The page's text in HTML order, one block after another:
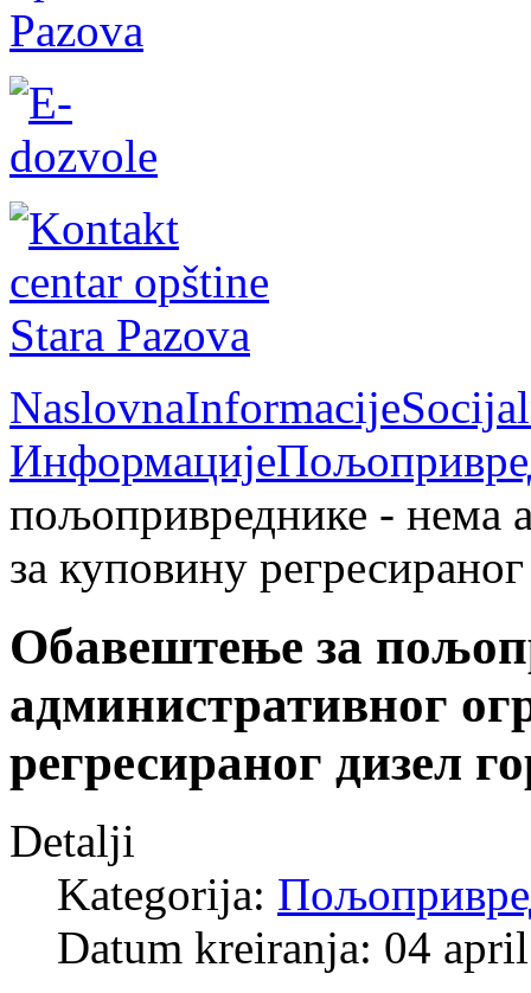
NaslovnaInformacije
Информације
пољопривреднике - нема
за куповину
Обавештење за
административног
регресираног дизел
Detalji
Kategorija:
Datum kreiranja: 04